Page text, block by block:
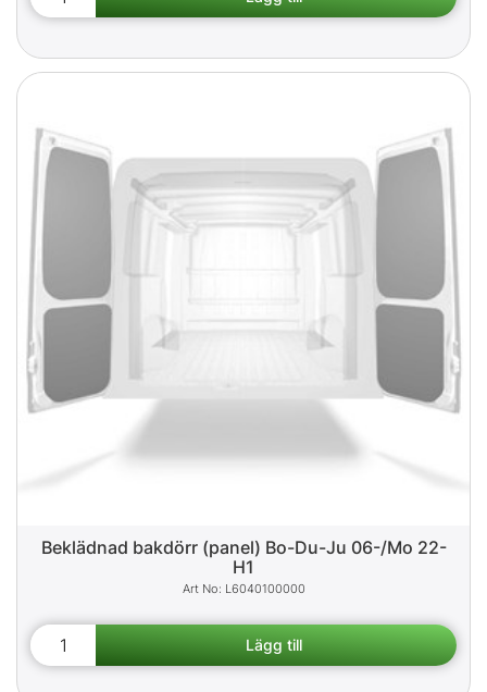
Beklädnad bakdörr (panel) Bo-Du-Ju 06-/Mo 22-
H1
L6040100000